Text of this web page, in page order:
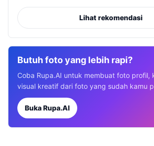
Lihat rekomendasi
Butuh foto yang lebih rapi?
Coba Rupa.AI untuk membuat foto profil,
visual kreatif dari foto yang sudah kamu
Buka Rupa.AI